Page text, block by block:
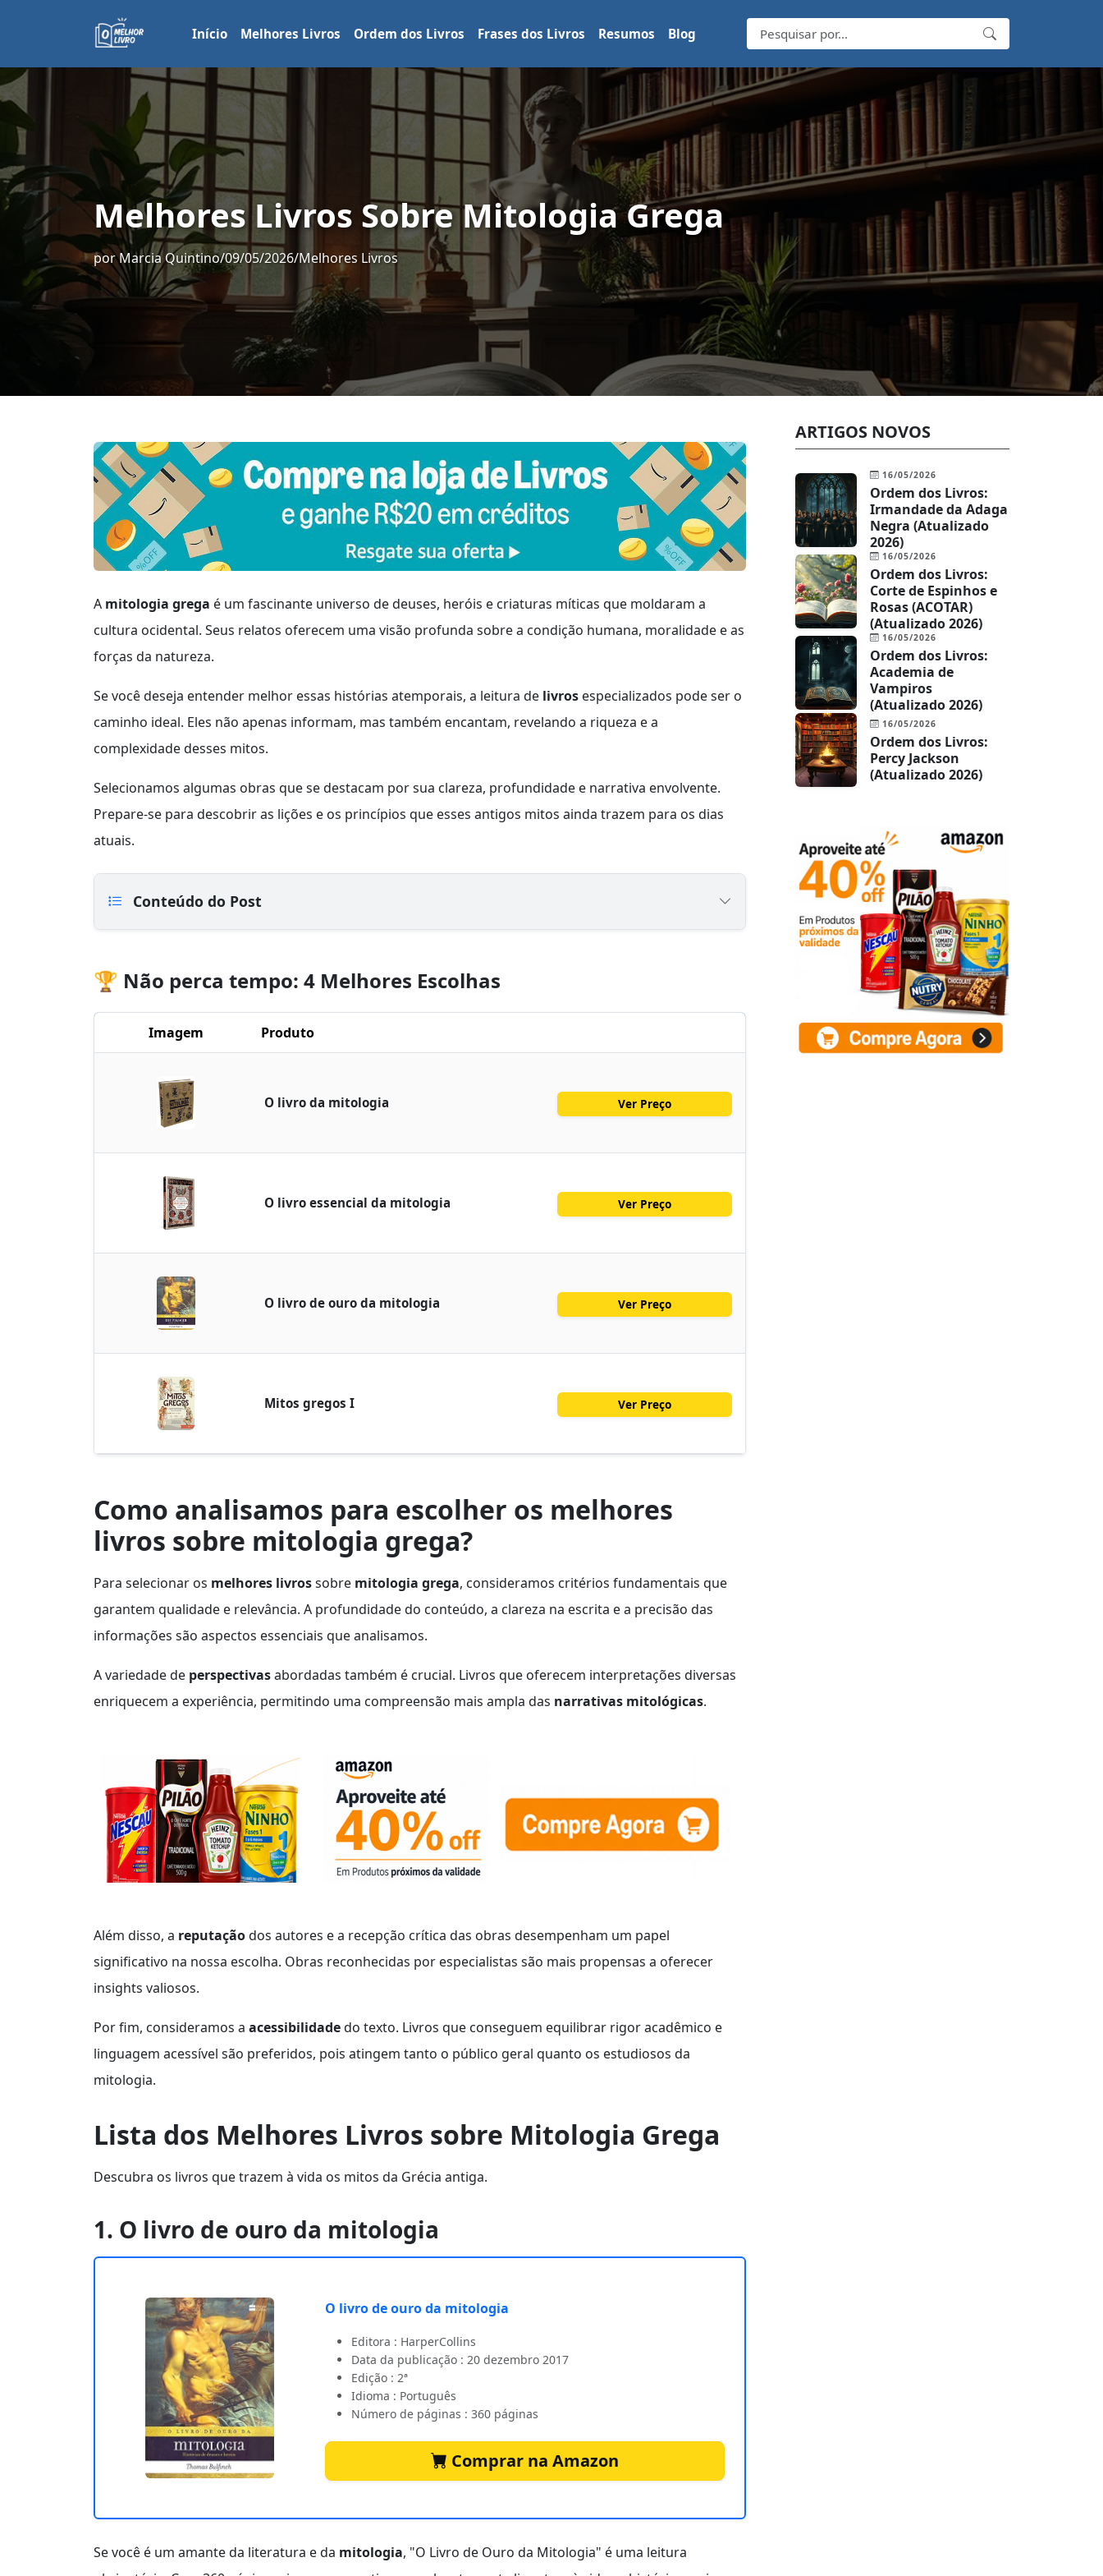
Início Melhores Livros Ordem dos Livros Frases dos Livros Resumos Blog
Melhores Livros Sobre Mitologia Grega
porMarcia Quintino/09/05/2026/Melhores Livros
A mitologia grega é um fascinante universo de deuses, heróis e criaturas míticas que moldaram a
cultura ocidental. Seus relatos oferecem uma visão profunda sobre a condição humana, moralidade e as
forças da natureza.
Se você deseja entender melhor essas histórias atemporais, a leitura de livros especializados pode ser o
caminho ideal. Eles não apenas informam, mas também encantam, revelando a riqueza e a
complexidade desses mitos.
Selecionamos algumas obras que se destacam por sua clareza, profundidade e narrativa envolvente.
Prepare-se para descobrir as lições e os princípios que esses antigos mitos ainda trazem para os dias
atuais.
Conteúdo do Post
🏆 Não perca tempo: 4 Melhores Escolhas
Imagem Produto
O livro da mitologia Ver Preço
O livro essencial da mitologia Ver Preço
O livro de ouro da mitologia Ver Preço
Mitos gregos I Ver Preço
Como analisamos para escolher os melhores
livros sobre mitologia grega?
Para selecionar os melhores livrossobre mitologia grega, consideramos critérios fundamentais que
garantem qualidade e relevância. A profundidade do conteúdo, a clareza na escrita e a precisão das
informações são aspectos essenciais que analisamos.
A variedade de perspectivasabordadas também é crucial. Livros que oferecem interpretações diversas
enriquecem a experiência, permitindo uma compreensão mais ampla das narrativas mitológicas.
Além disso, a reputaçãodos autores e a recepção crítica das obras desempenham um papel
significativo na nossa escolha. Obras reconhecidas por especialistas são mais propensas a oferecer
insights valiosos.
Por fim, consideramos a acessibilidadedo texto. Livros que conseguem equilibrar rigor acadêmico e
linguagem acessível são preferidos, pois atingem tanto o público geral quanto os estudiosos da
mitologia.
Lista dos Melhores Livros sobre Mitologia Grega
Descubra os livros que trazem à vida os mitos da Grécia antiga.
1. O livro de ouro da mitologia
O livro de ouro da mitologia
Editora : HarperCollins
Data da publicação : 20 dezembro 2017
Edição : 2ª
Idioma : Português
Número de páginas : 360 páginas
Comprar na Amazon
Se você é um amante da literatura e da mitologia, "O Livro de Ouro da Mitologia" é uma leitura
ARTIGOS NOVOS
16/05/2026
Ordem dos Livros:
Irmandade da Adaga
Negra (Atualizado
2026)
16/05/2026
Ordem dos Livros:
Corte de Espinhos e
Rosas (ACOTAR)
(Atualizado 2026)
16/05/2026
Ordem dos Livros:
Academia de
Vampiros
(Atualizado 2026)
16/05/2026
Ordem dos Livros:
Percy Jackson
(Atualizado 2026)